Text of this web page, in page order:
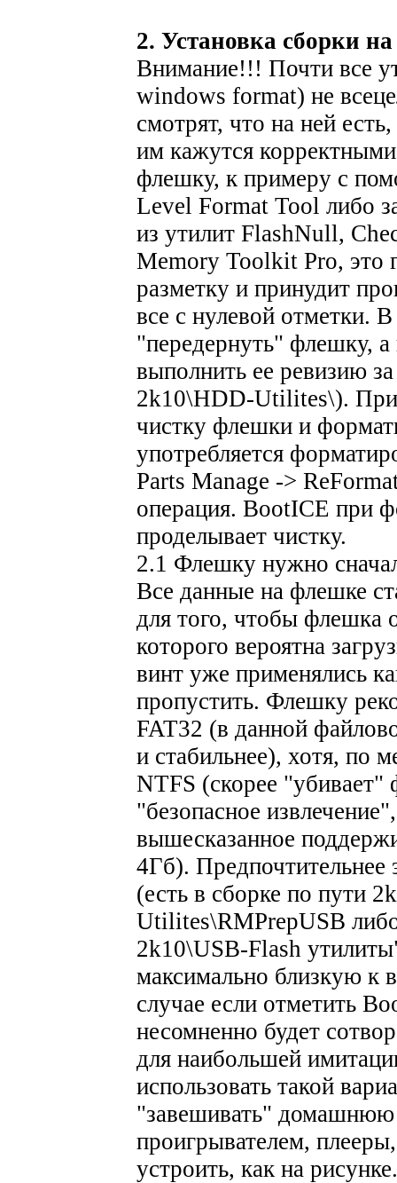
2. Установка сборки
Внимание!!! Почти все
windows format) не
смотрят, что на ней
им кажутся
флешку, к примеру с
Level Format Tool либо
из утилит FlashNull,
Memory Toolkit Pro, это
разметку и принудит
все с нулевой отметки.
"передернуть" флешку,
выполнить ее ревизию
2k10\HDD-Utilites\). При
чистку флешки и
употребляется
Parts Manage ->
операция. BootICE при
проделывает чистку.
2.1 Флешку нужно
Все данные на флешке
для того, чтобы флешка
которого вероятна
винт уже применялись
пропустить. Флешку
FAT32 (в данной
и стабильнее), хотя, по
NTFS (скорее "убивает"
"безопасное
вышесказанное
4Гб). Предпочтительнее
(есть в сборке по пути
Utilites\RMPrepUSB
2k10\USB-Flash
максимально близкую к
случае если отметить
несомненно будет
для наибольшей
использовать такой
"завешивать" домашнюю
проигрывателем,
устроить, как на рисунке.